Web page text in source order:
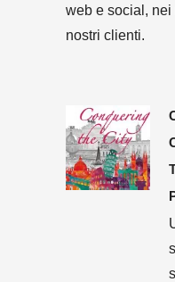
web e social, nei
nostri clienti.